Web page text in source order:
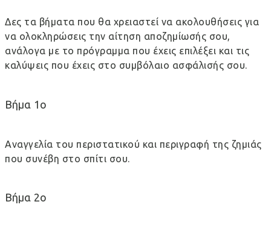
Δες τα βήματα που θα χρειαστεί να ακολουθήσεις για
να ολοκληρώσεις την αίτηση αποζημίωσής σου,
ανάλογα με το πρόγραμμα που έχεις επιλέξει και τις
καλύψεις που έχεις στο συμβόλαιο ασφάλισής σου.
Βήμα 1ο
Αναγγελία του περιστατικού και περιγραφή της ζημιάς
που συνέβη στο σπίτι σου.
Βήμα 2ο